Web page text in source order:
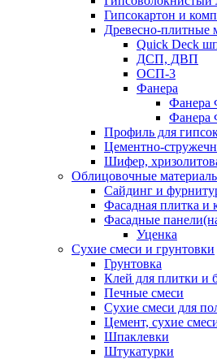
Гипсокартон и
Древесно-плитные
Quick Deck
ДСП, ДВП
ОСП-3
Фанера
Фанера
Профиль для
Цементно-
Шифер,
Облицовочные
Сайдинг и
Фасадная плитка и
Фасадные
Уценка
Сухие смеси и грунтовки
Грунтовка
Клей для плитки и
Печные смеси
Сухие смеси для
Цемент, сухие
Шпаклевки
Штукатурки